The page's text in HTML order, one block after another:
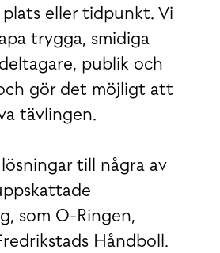
eller tidpunkt. Vi
trygga, smidiga
publik och
gör det möjligt att
tävlingen.
till några av
som O-Ringen,
Håndboll.